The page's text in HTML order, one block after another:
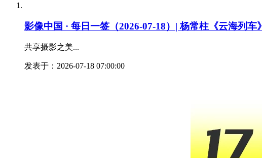
影像中国 · 每日一签（2026-07-18）| 杨常柱《云海列车》
共享摄影之美...
发表于：2026-07-18 07:00:00